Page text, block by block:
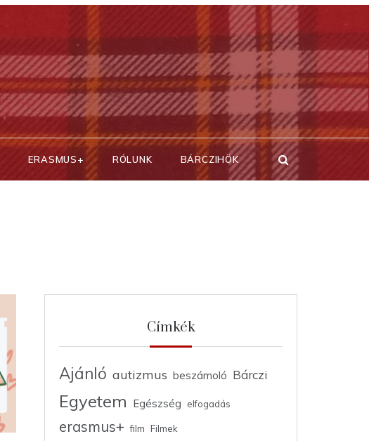
ERASMUS+ RÓLUNK BÁRCZIHÖK
Címkék
Ajánló autizmus beszámoló Bárczi
Egyetem Egészség elfogadás
erasmus+ film Filmek